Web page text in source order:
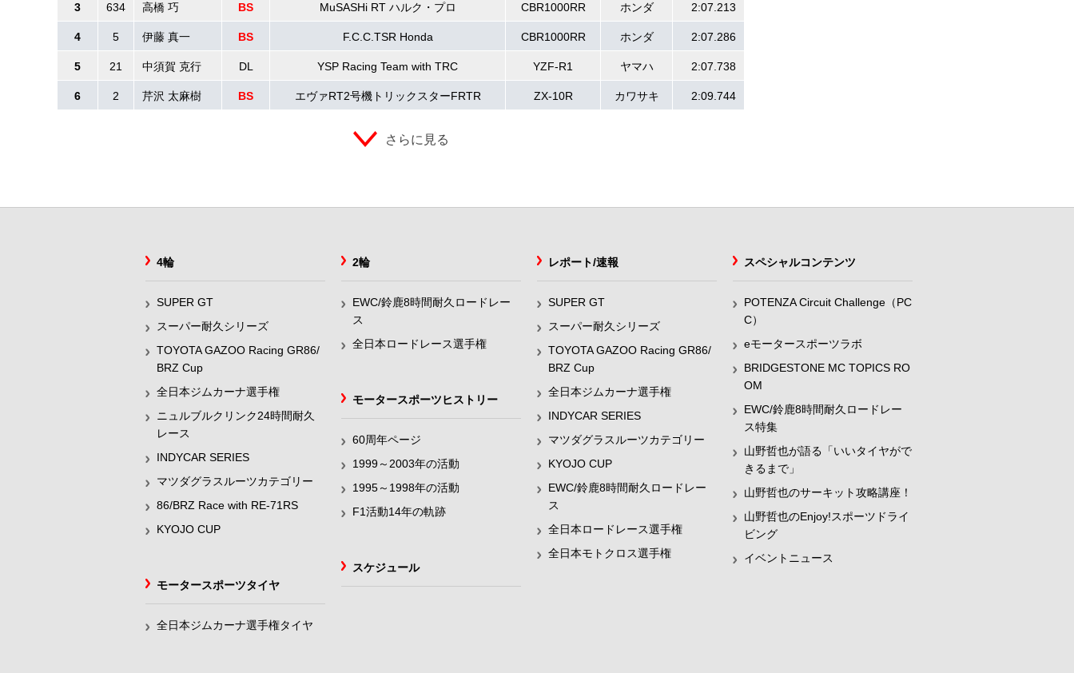
3 634 高橋 巧 BS MuSASHi RT ハルク・プロ CBR1000RR ホンダ 2:07.213
4 5 伊藤 真一 BS F.C.C.TSR Honda CBR1000RR ホンダ 2:07.286
5 21 中須賀 克行 DL YSP Racing Team with TRC YZF-R1 ヤマハ 2:07.738
6 2 芹沢 太麻樹 BS エヴァRT2号機トリックスターFRTR ZX-10R カワサキ 2:09.744
さらに見る
4輪
SUPER GT
スーパー耐久シリーズ
TOYOTA GAZOO Racing GR86/
BRZ Cup
全日本ジムカーナ選手権
ニュルブルクリンク24時間耐久
レース
INDYCAR SERIES
マツダグラスルーツカテゴリー
86/BRZ Race with RE-71RS
KYOJO CUP
2輪
EWC/鈴鹿8時間耐久ロードレー
ス
全日本ロードレース選手権
レポート/速報
SUPER GT
スーパー耐久シリーズ
TOYOTA GAZOO Racing GR86/
BRZ Cup
全日本ジムカーナ選手権
INDYCAR SERIES
マツダグラスルーツカテゴリー
KYOJO CUP
EWC/鈴鹿8時間耐久ロードレー
ス
全日本ロードレース選手権
全日本モトクロス選手権
スペシャルコンテンツ
POTENZA Circuit Challenge（PC
C）
eモータースポーツラボ
BRIDGESTONE MC TOPICS RO
OM
EWC/鈴鹿8時間耐久ロードレー
ス特集
山野哲也が語る「いいタイヤがで
きるまで」
山野哲也のサーキット攻略講座！
山野哲也のEnjoy!スポーツドライ
ビング
イベントニュース
モータースポーツヒストリー
60周年ページ
1999～2003年の活動
1995～1998年の活動
F1活動14年の軌跡
スケジュール
モータースポーツタイヤ
全日本ジムカーナ選手権タイヤ